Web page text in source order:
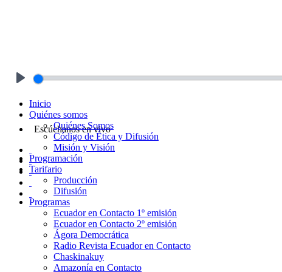
Escúchanos en vivo
Inicio
Quiénes somos
Quiénes Somos
Código de Ética y Difusión
Misión y Visión
Programación
Tarifario
Producción
Difusión
Programas
Ecuador en Contacto 1º emisión
Ecuador en Contacto 2º emisión
Ágora Democrática
Radio Revista Ecuador en Contacto
Chaskinakuy
Amazonía en Contacto